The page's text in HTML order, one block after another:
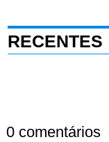
RECENTES
0 comentários